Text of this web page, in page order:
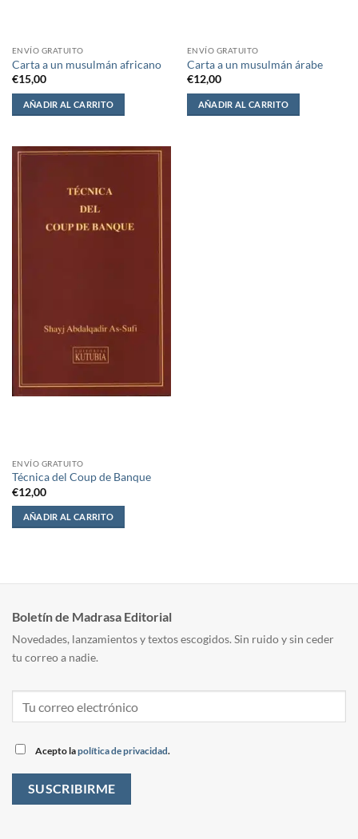
ENVÍO GRATUITO
Carta a un musulmán africano
€15,00
AÑADIR AL CARRITO
ENVÍO GRATUITO
Carta a un musulmán árabe
€12,00
AÑADIR AL CARRITO
ENVÍO GRATUITO
Técnica del Coup de Banque
€12,00
AÑADIR AL CARRITO
Boletín de Madrasa Editorial
Novedades, lanzamientos y textos escogidos. Sin ruido y sin ceder
tu correo a nadie.
Acepto lapolítica de privacidad.